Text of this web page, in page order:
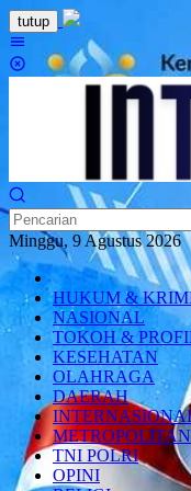
Loncat
ke
konten
tutup
Mobile
Minggu, 9 Agustus 2026
HUKUM &
NASIONAL
TOKOH &
KESEHATAN
OLAHRAGA
DAERAH
METROPOLITAN
TNI POLRI
OPINI